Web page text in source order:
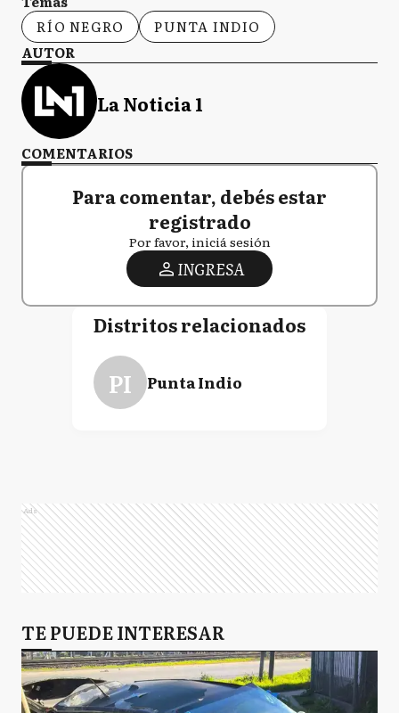
RÍO NEGRO
PUNTA INDIO
AUTOR
La Noticia 1
COMENTARIOS
Para comentar, debés estar
registrado
Por favor, iniciá sesión
INGRESA
Distritos relacionados
PI Punta Indio
Ads
TE PUEDE INTERESAR